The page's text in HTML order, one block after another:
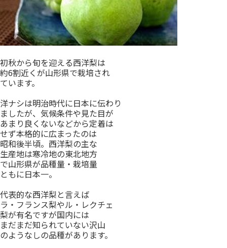
初秋から旬を迎える西洋梨は
約6割近くが山形県で栽培され
ています。
洋ナシは明治時代に日本に伝わり
ましたが、気候条件や見た目が
あまり良くないなどから定着は
せず本格的に広まったのは
昭和後半頃。西洋梨の主な
生産地は寒冷地の東北地方
で山形県が品種量・栽培量
ともに日本一。
代表的な西洋梨と言えば
ラ・フランス梨やル・レクチェ
梨が有名ですが国内には
まだまだ知られていない沢山
のようなしの品種があります。